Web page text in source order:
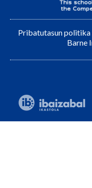
Pribatutasun politika
Barne